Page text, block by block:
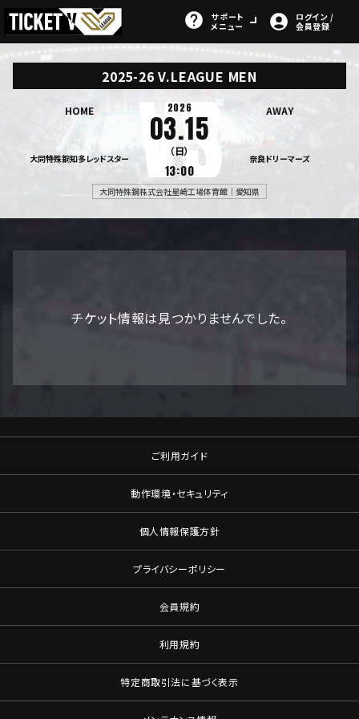
サポート
メニュー
ログイン /
会員登録
2025-26 V.LEAGUE MEN
HOME
大同特殊鋼知多レッドスター
2026
03.15
（日）
13:00
AWAY
奈良ドリーマーズ
大同特殊鋼株式会社星崎工場体育館｜愛知県
チケット情報は見つかりませんでした。
ご利用ガイド
動作環境・セキュリティ
個人情報保護方針
プライバシーポリシー
会員規約
利用規約
特定商取引法に基づく表示